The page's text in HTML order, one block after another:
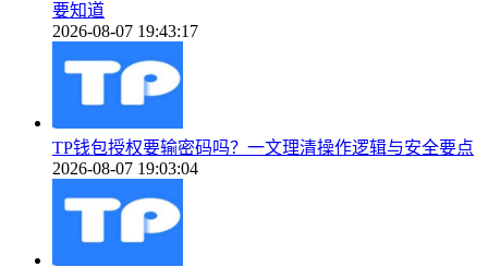
要知道
2026-08-07 19:43:17
TP钱包授权要输密码吗？一文理清操作逻辑与安全要点
2026-08-07 19:03:04